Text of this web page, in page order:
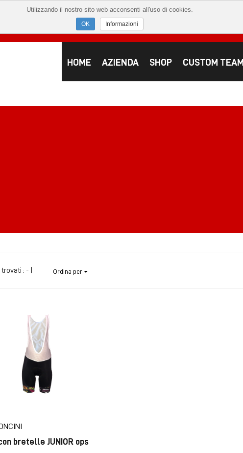
HOME AZIENDA SHOP CUSTOM TEAM
: - | Ordina per
bretelle JUNIOR ops
Utilizzando il nostro sito web acconsenti all'uso di cookies.
Informazioni